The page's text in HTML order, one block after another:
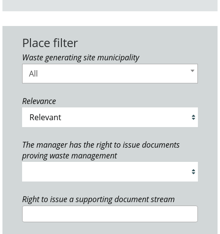
Place filter
Waste generating site municipality
All
Relevance
The manager has the right to issue documents
proving waste management
Right to issue a supporting document stream